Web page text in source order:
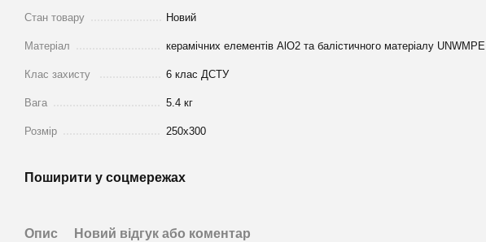
Стан товару Новий
Матеріал керамічних елементів AlO2 та балістичного матеріалу UNWMPE
Клас захисту 6 клас ДСТУ
Вага 5.4 кг
Розмір 250х300
Поширити у соцмережах
Опис Новий відгук або коментар